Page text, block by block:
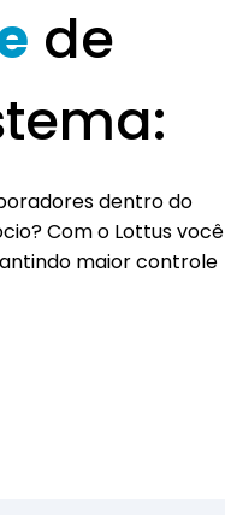
de
dentro do
Com o Lottus você
maior controle